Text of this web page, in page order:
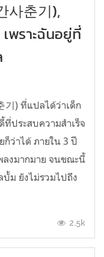
사춘기),
พราะฉันอยู่ที่
기) ที่แปลได้ว่าเด็ก
ประสบความสำเร็จ
ว่าได้ ภายใน 3 ปี
ลงมากมาย จนขณะนี้
ม ยังไม่รวมไปถึง
2.5k